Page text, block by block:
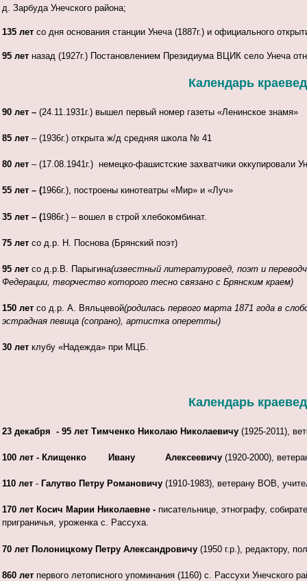
д. Зарбуда Унечского района;
135 лет со дня основания станции Унеча (1887г.) и официального
95 лет назад (1927г.) Постановлением Президиума ВЦИК село Унеча
Календарь
90 лет – (24.11.1931г.) вышел первый номер газеты «Ленинское знамя»
85 лет – (1936г.) открыта ж/д средняя школа № 41
80 лет – (17.08.1941г.) немецко-фашистские захватчики оккупировали
55 лет – (1966г.), построены кинотеатры «Мир» и «Луч»
35 лет – (1986г.) – вошел в строй хлебокомбинат.
75 лет со д.р. Н. Поснова (Брянский поэт)
95 лет со д.р.В. Парыгина(известный литературовед, поэт и
Федерации, творчество которого тесно связано с Брянским краем)
150 лет со д.р. А. Вяльцевой(родилась первого марта 1871 года в
эстрадная певица (сопрано), артистка оперетты)
30 лет клубу «Надежда» при МЦБ.
Календарь
23 декабря - 95 лет Тимченко Николаю Николаевичу (1925-2011),
100 лет - Клищенко Ивану Алексеевичу (1920-2000),
110 лет - Галутво Петру Романовичу (1910-1983), ветерану ВОВ,
170 лет Косич Марии Николаевне - писательнице, этнографу,
приграничья, уроженка с. Рассуха.
70 лет Полоницкому Петру Александровичу (1950 г.р.), редактору,
860 лет первого летописного упоминания (1160) с. Рассухи Унечского